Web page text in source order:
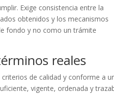
Exige consistencia entre la
obtenidos y los mecanismos
fondo y no como un trámite
reales
de calidad y conforme a
vigente, ordenada y